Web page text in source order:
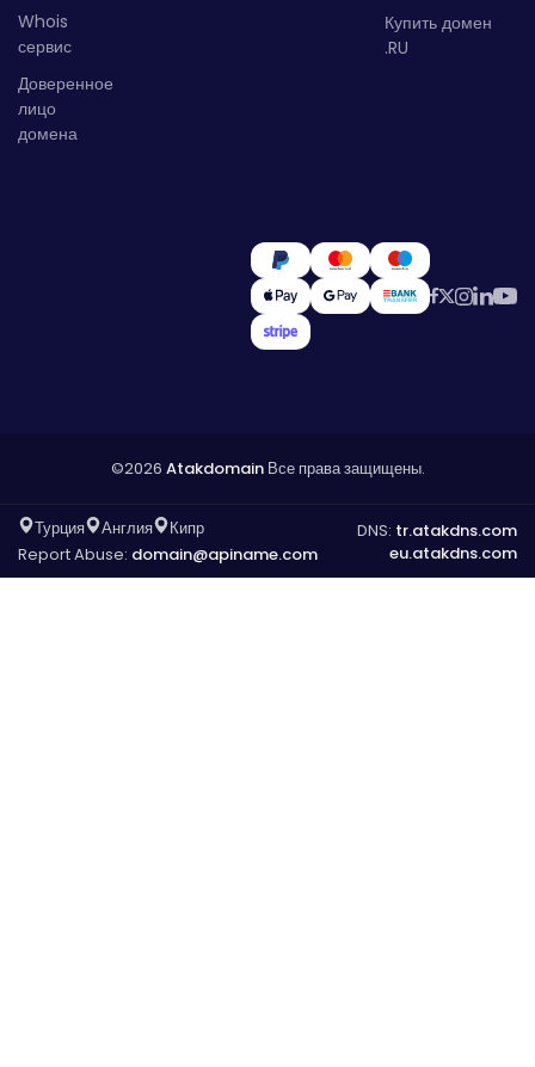
Whois
сервис
Доверенное
лицо
домена
Купить домен
.RU
©2026 AtakdomainВсе права защищены.
Турция Англия
Кипр
Report Abuse: domain@apiname.com
DNS: tr.atakdns.com
eu.atakdns.com